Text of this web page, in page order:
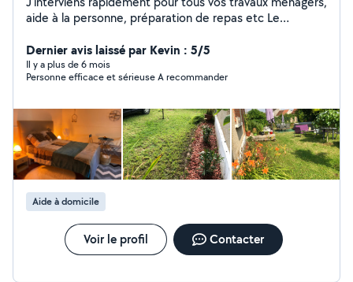
aide à la personne, préparation de repas etc Le
travaux que j'effectue régulièrement. Et dans le
domaine de l'enseignement je m'occupe aussi d'enfants
pour l'aide aux devoirs ou soutien scolaire jusqu'à la
uniquement le français pour toutes les classes jusqu'au
BAC. Je sais aussi faire des petits travaux de bricolage
(enduit, peinture, fabrication et pose d'étagères,
montage de meubles en kit, etc)
Dernier avis laissé par Kevin : 5/5
Il y a plus de 6 mois
Personne efficace et sérieuse A recommander
Aide à domicile
Voir le profil Contacter